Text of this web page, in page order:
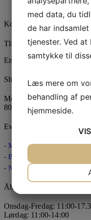
Kontakt os
Tlf:
+45 60 11 81 93
Email:
Shop & Workshop
Mejlgade 26
8000 Aarhus C
Events & Presse
Modeshow
Black Friday d. 29/11 fra kl.
Ny pelskollektion
Åbningstider
Onsdag-Fredag: 11:00-
Lørdag: 11:00-14:00
med data, du
de har
tjenester. Ved
samtykke til
Læs mere om
behandling af
hjemmeside.
VIS
MARKETING